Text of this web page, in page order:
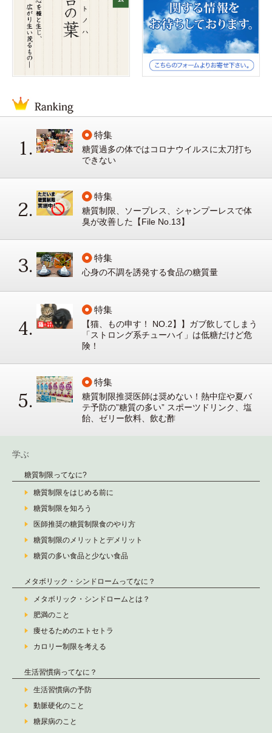
特集
糖質過多の体ではコロナウイルスに太刀打ち
できない
特集
糖質制限、ソープレス、シャンプーレスで体
臭が改善した【File No.13】
特集
心身の不調を誘発する食品の糖質量
特集
【猫、もの申す！ NO.2】】ガブ飲してしまう
「ストロング系チューハイ」は低糖だけど危
険！
特集
糖質制限推奨医師は奨めない！熱中症や夏バ
テ予防の”糖質の多い” スポーツドリンク、塩
飴、ゼリー飲料、飲む酢
学ぶ
糖質制限ってなに?
糖質制限をはじめる前に
糖質制限を知ろう
医師推奨の糖質制限食のやり方
糖質制限のメリットとデメリット
糖質の多い食品と少ない食品
メタボリック・シンドロームってなに？
メタボリック・シンドロームとは？
肥満のこと
痩せるためのエトセトラ
カロリー制限を考える
生活習慣病ってなに？
生活習慣病の予防
動脈硬化のこと
糖尿病のこと